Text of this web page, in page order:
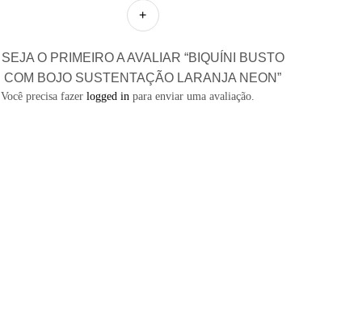
SEJA O PRIMEIRO A AVALIAR “BIQUÍNI BUSTO
COM BOJO SUSTENTAÇÃO LARANJA NEON”
Você precisa fazerlogged in para enviar uma avaliação.